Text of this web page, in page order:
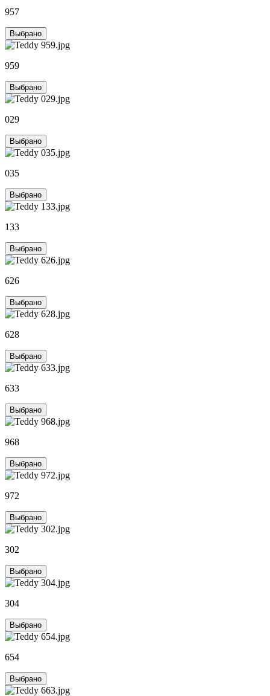
957
Выбрано
959
Выбрано
029
Выбрано
035
Выбрано
133
Выбрано
626
Выбрано
628
Выбрано
633
Выбрано
968
Выбрано
972
Выбрано
302
Выбрано
304
Выбрано
654
Выбрано